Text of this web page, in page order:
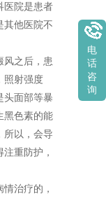
医院是患者
其他医院不
之后，患
照射强度
头面部等暴
黑色素的能
所以，会导
重防护，
治疗的，
电
话
咨
询